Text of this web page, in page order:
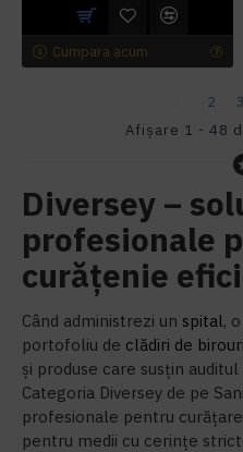
Cumpara acum
2
3
Afişare 1 - 48
Diversey –
profesionale
curățenie
Când administrezi un spital, o
portofoliu de clădiri de birouri
și produse care susțin
Categoria Diversey de pe
profesionale pentru
pentru medii cu cerințe